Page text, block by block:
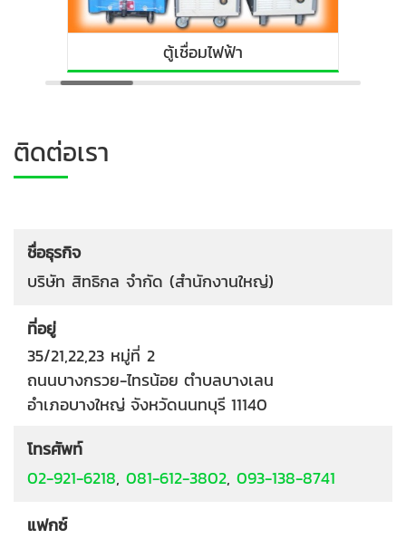
ตู้เชื่อมไฟฟ้า
ติดต่อเรา
ชื่อธุรกิจ
บริษัท สิทธิกล จำกัด (สำนักงานใหญ่)
ที่อยู่
35/21,22,23 หมู่ที่ 2
ถนนบางกรวย-ไทรน้อย ตำบลบางเลน
อำเภอบางใหญ่ จังหวัดนนทบุรี 11140
โทรศัพท์
02-921-6218, 081-612-3802, 093-138-8741
แฟกซ์